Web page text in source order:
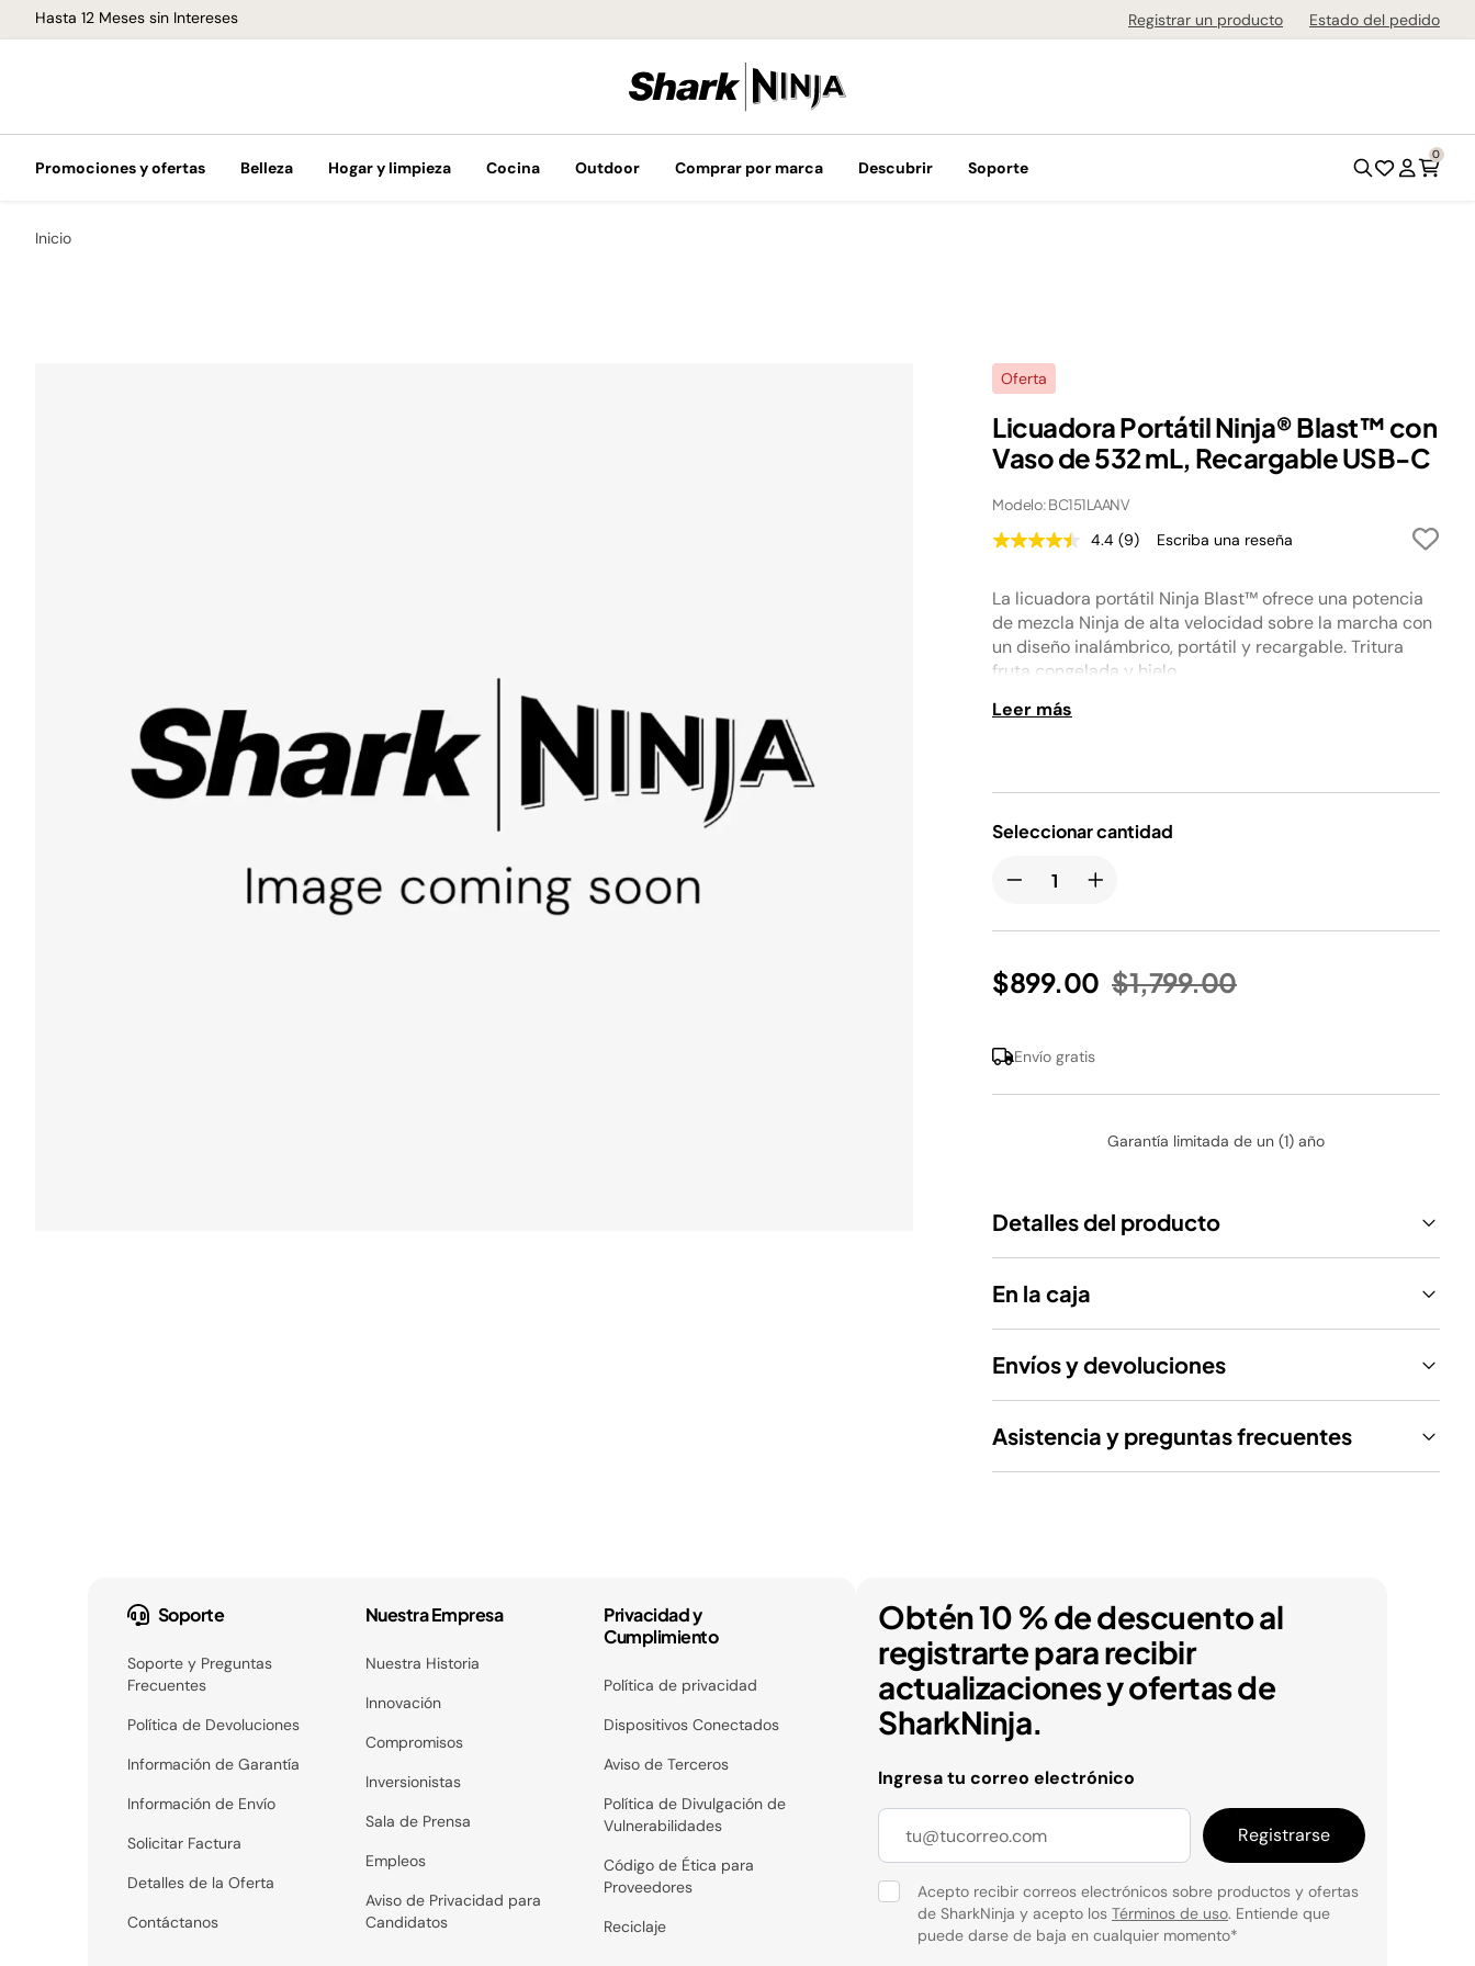
Hasta 12 Meses sin Intereses ¡Envíos GRATIS de 1-3 días en todo el país!Registrar un producto Estado del pedido
Promociones y ofertas Belleza Hogar y limpieza Cocina Outdoor Comprar por marca Descubrir Soporte
0
Inicio
Oferta
Licuadora Portátil Ninja® Blast™ con
Vaso de 532 mL, Recargable USB-C
Modelo: BC151LAANV
4.4 Lea
Enlace
en
la
misma
página.
(9) Escriba una reseña
La licuadora portátil Ninja Blast™ ofrece una potencia
de mezcla Ninja de alta velocidad sobre la marcha con
un diseño inalámbrico, portátil y recargable. Tritura
fruta congelada y hielo.
Leer más
Seleccionar cantidad
$899.00 Precio reducido de
$1,799.00a
Envío gratis
Garantía limitada de un (1) año
Detalles del producto
En la caja
Envíos y devoluciones
Asistencia y preguntas frecuentes
Soporte
Soporte y Preguntas
Frecuentes
Política de Devoluciones
Información de Garantía
Información de Envío
Solicitar Factura
Detalles de la Oferta
Contáctanos
Nuestra Empresa
Nuestra Historia
Innovación
Compromisos
Inversionistas
Sala de Prensa
Empleos
Aviso de Privacidad para
Candidatos
Privacidad y
Cumplimiento
Política de privacidad
Dispositivos Conectados
Aviso de Terceros
Política de Divulgación de
Vulnerabilidades
Código de Ética para
Proveedores
Reciclaje
Obtén 10 % de descuento al
registrarte para recibir
actualizaciones y ofertas de
SharkNinja.
Ingresa tu correo electrónico
Registrarse
Acepto recibir correos electrónicos sobre productos y ofertas
de SharkNinja y acepto los Términos de uso. Entiende que
puede darse de baja en cualquier momento*